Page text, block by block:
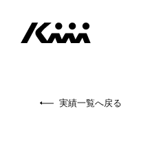
実績一覧へ戻る